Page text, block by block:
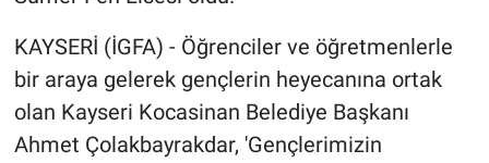
KAYSERİ (İGFA) - Öğrenciler ve öğretmenlerle
bir araya gelerek gençlerin heyecanına ortak
olan Kayseri Kocasinan Belediye Başkanı
Ahmet Çolakbayrakdar, 'Gençlerimizin